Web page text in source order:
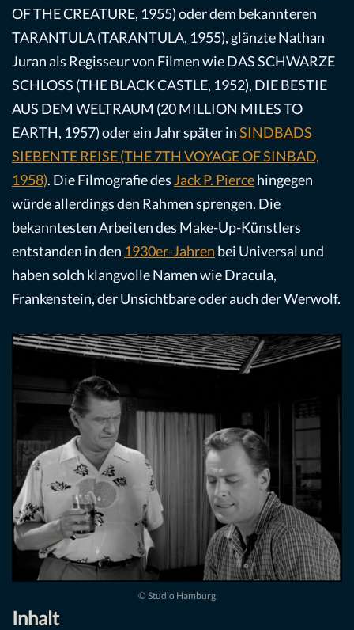
OF THE CREATURE, 1955) oder dem bekannteren
TARANTULA (TARANTULA, 1955), glänzte Nathan
Juran als Regisseur von Filmen wie DAS SCHWARZE
SCHLOSS (THE BLACK CASTLE, 1952), DIE BESTIE
AUS DEM WELTRAUM (20 MILLION MILES TO
EARTH, 1957) oder ein Jahr später inSINDBADS
SIEBENTE REISE (THE 7TH VOYAGE OF SINBAD,
1958). Die Filmografie desJack P. Piercehingegen
würde allerdings den Rahmen sprengen. Die
bekanntesten Arbeiten des Make-Up-Künstlers
entstanden in den 1930er-Jahren bei Universal und
haben solch klangvolle Namen wie Dracula,
Frankenstein, der Unsichtbare oder auch der Werwolf.
© Studio Hamburg
Inhalt